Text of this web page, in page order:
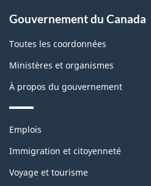
propos
de
ce
Gouvernement du Canada
Toutes les coordonnées
Ministères et organismes
À propos du gouvernement
Thèmes
sujets
Emplois
Immigration et citoyenneté
Voyage et tourisme